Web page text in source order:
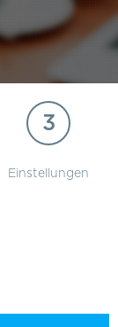
3
Einstellungen